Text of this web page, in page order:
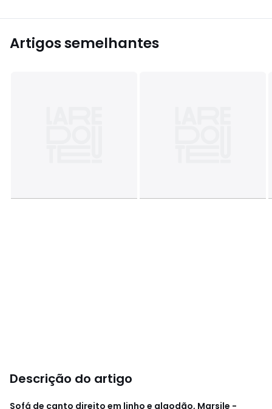
Artigos semelhantes
Descrição do artigo
Sofá de canto direito em linho e algodão, Marsile -